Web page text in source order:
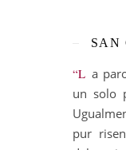
SAN
“La parola di Dio non si indirizza ad
un solo
pur